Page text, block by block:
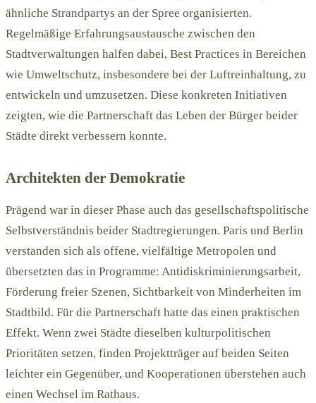
ähnliche Strandpartys an der Spree organisierten.
Regelmäßige Erfahrungsaustausche zwischen den
Stadtverwaltungen halfen dabei, Best Practices in Bereichen
wie Umweltschutz, insbesondere bei der Luftreinhaltung, zu
entwickeln und umzusetzen. Diese konkreten Initiativen
zeigten, wie die Partnerschaft das Leben der Bürger beider
Städte direkt verbessern konnte.
Architekten der Demokratie
Prägend war in dieser Phase auch das gesellschaftspolitische
Selbstverständnis beider Stadtregierungen. Paris und Berlin
verstanden sich als offene, vielfältige Metropolen und
übersetzten das in Programme: Antidiskriminierungsarbeit,
Förderung freier Szenen, Sichtbarkeit von Minderheiten im
Stadtbild. Für die Partnerschaft hatte das einen praktischen
Effekt. Wenn zwei Städte dieselben kulturpolitischen
Prioritäten setzen, finden Projektträger auf beiden Seiten
leichter ein Gegenüber, und Kooperationen überstehen auch
einen Wechsel im Rathaus.